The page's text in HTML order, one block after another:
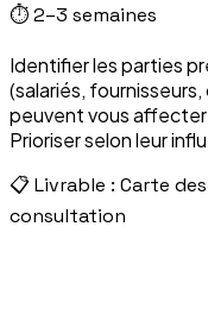
⏱2–3 semaines
Identifier les parties
(salariés,
peuvent vous
Prioriser selon leur
📋 Livrable : Carte
consultation